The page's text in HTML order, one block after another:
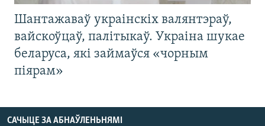
Шантажаваў украінскіх валянтэраў,
вайскоўцаў, палітыкаў. Украіна шукае
беларуса, які займаўся «чорным
піярам»
САЧЫЦЕ ЗА АБНАЎЛЕНЬНЯМІ